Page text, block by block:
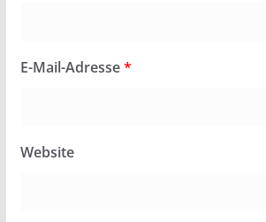
E-Mail-Adresse*
Website